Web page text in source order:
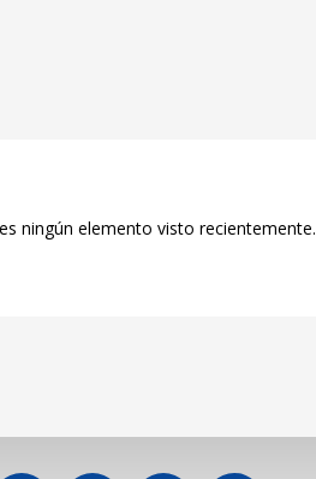
ningún elemento visto recientemente.